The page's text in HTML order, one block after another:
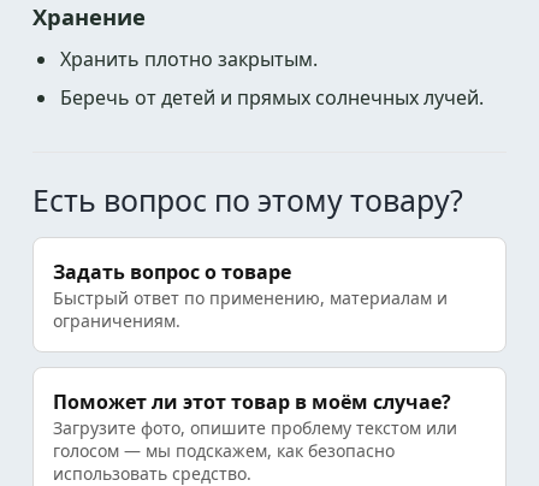
Хранение
Хранить плотно закрытым.
Беречь от детей и прямых солнечных лучей.
Есть вопрос по этому товару?
Задать вопрос о товаре
Быстрый ответ по применению, материалам и
ограничениям.
Поможет ли этот товар в моём случае?
Загрузите фото, опишите проблему текстом или
голосом — мы подскажем, как безопасно
использовать средство.